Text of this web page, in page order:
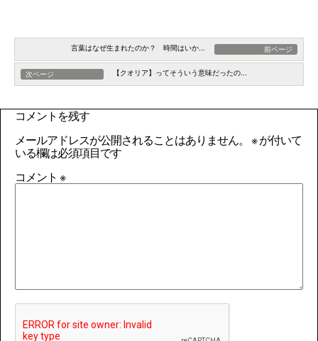
言葉はなぜ生まれたのか？ 時間はいか... 前ページ
次ページ 【クオリア】ってそういう意味だったの...
コメントを残す
メールアドレスが公開されることはありません。 ※が付いて
いる欄は必須項目です
コメント ※